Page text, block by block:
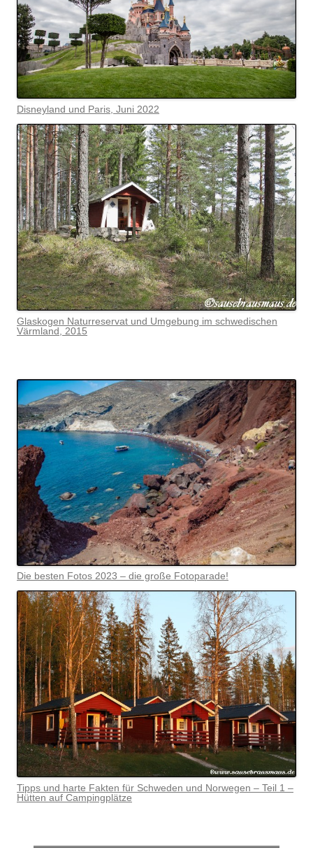
Disneyland und Paris, Juni 2022
Glaskogen Naturreservat und Umgebung im schwedischen
Värmland, 2015
Die besten Fotos 2023 – die große Fotoparade!
Tipps und harte Fakten für Schweden und Norwegen – Teil 1 –
Hütten auf Campingplätze